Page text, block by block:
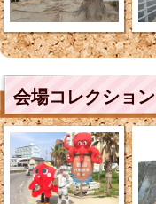
会場コレクション